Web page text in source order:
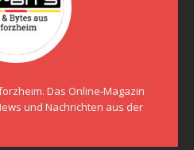
Das Online-Magazin
und Nachrichten aus der